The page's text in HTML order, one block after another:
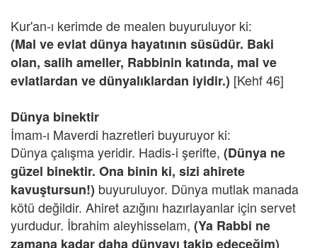
Kur'an-ı kerimde de mealen buyuruluyor ki:
(Mal ve evlat dünya hayatının süsüdür. Baki
olan, salih ameller, Rabbinin katında, mal ve
evlatlardan ve dünyalıklardan iyidir.) [Kehf 46]
Dünya binektir
İmam-ı Maverdi hazretleri buyuruyor ki:
Dünya çalışma yeridir. Hadis-i şerifte, (Dünya ne
güzel binektir. Ona binin ki, sizi ahirete
kavuştursun!) buyuruluyor. Dünya mutlak manada
kötü değildir. Ahiret azığını hazırlayanlar için servet
yurdudur. İbrahim aleyhisselam, (Ya Rabbi ne
zamana kadar daha dünyayı takip edeceğim)